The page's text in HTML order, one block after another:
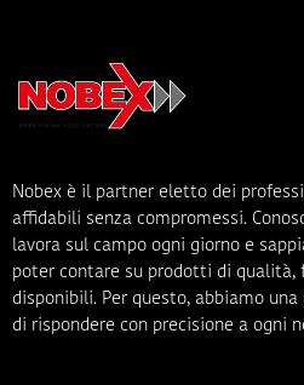
Nobex è il partner eletto dei
affidabili senza compromessi.
lavora sul campo ogni giorno e
poter contare su prodotti di qualità,
disponibili. Per questo, abbiamo
di rispondere con precisione a ogni